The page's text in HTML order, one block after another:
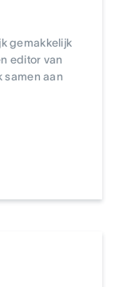
gemakkelijk
editor van
samen aan